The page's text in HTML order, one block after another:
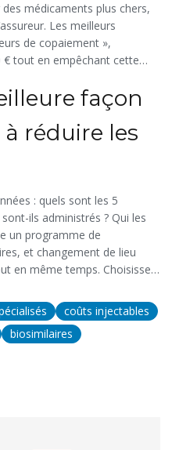
médicaments plus chers,
Les meilleurs
de copaiement »,
tout en empêchant cette
façon
réduire les
: quels sont les 5
ils administrés ? Qui les
un programme de
et changement de lieu
en même temps. Choisissez
coûts injectables
biosimilaires